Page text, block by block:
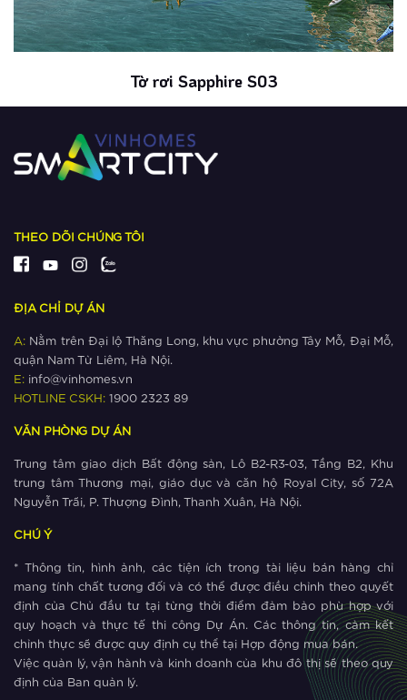
Tờ rơi Sapphire S03
THEO DÕI CHÚNG TÔI
ĐỊA CHỈ DỰ ÁN
A: Nằm trên Đại lộ Thăng Long, khu vực phường Tây Mỗ, Đại Mỗ,
quận Nam Từ Liêm, Hà Nội.
E: info@vinhomes.vn
HOTLINE CSKH: 1900 2323 89
VĂN PHÒNG DỰ ÁN
Trung tâm giao dịch Bất động sản, Lô B2-R3-03, Tầng B2, Khu
trung tâm Thương mại, giáo dục và căn hộ Royal City, số 72A
Nguyễn Trãi, P. Thượng Đình, Thanh Xuân, Hà Nội.
CHÚ Ý
* Thông tin, hình ảnh, các tiện ích trong tài liệu bán hàng chỉ
mang tính chất tương đối và có thể được điều chỉnh theo quyết
định của Chủ đầu tư tại từng thời điểm đảm bảo phù hợp với
quy hoạch và thực tế thi công Dự Án. Các thông tin, cảm kết
chỉnh thực sẽ được quy định cụ thể tại Hợp động mua bán.
Việc quản lý, vận hành và kinh doanh của khu đô thị sẽ theo quy
định của Ban quản lý.